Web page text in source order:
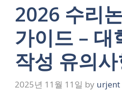
2026 수리
가이드 – 대
작성 유의
2025년 11월 11일 by urjent